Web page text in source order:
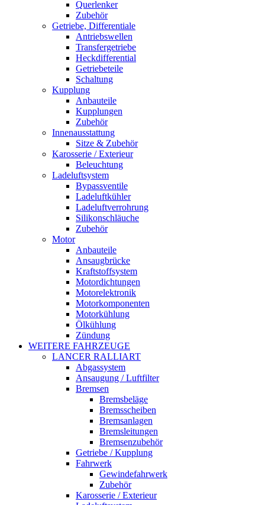
Querlenker
Zubehör
Getriebe, Differentiale
Antriebswellen
Transfergetriebe
Heckdifferential
Getriebeteile
Schaltung
Kupplung
Anbauteile
Kupplungen
Zubehör
Innenausstattung
Sitze & Zubehör
Karosserie / Exterieur
Beleuchtung
Ladeluftsystem
Bypassventile
Ladeluftkühler
Ladeluftverrohrung
Silikonschläuche
Zubehör
Motor
Anbauteile
Ansaugbrücke
Kraftstoffsystem
Motordichtungen
Motorelektronik
Motorkomponenten
Motorkühlung
Ölkühlung
Zündung
WEITERE FAHRZEUGE
LANCER RALLIART
Abgassystem
Ansaugung / Luftfilter
Bremsen
Bremsbeläge
Bremsscheiben
Bremsanlagen
Bremsleitungen
Bremsenzubehör
Getriebe / Kupplung
Fahrwerk
Gewindefahrwerk
Zubehör
Karosserie / Exterieur